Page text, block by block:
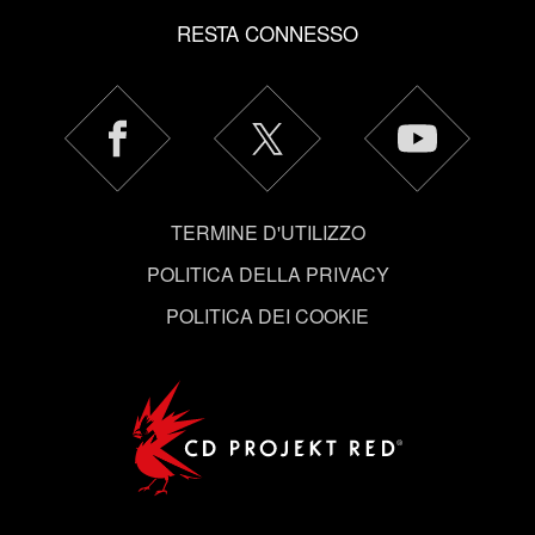
Tutti i dettagli su come utilizziamo i cookie e su come
impostare le tue preferenze sono disponibili nel menu
"Impostazioni" qui sotto.
RESTA CONNESSO
TERMINE D'UTILIZZO
POLITICA DELLA PRIVACY
POLITICA DEI COOKIE